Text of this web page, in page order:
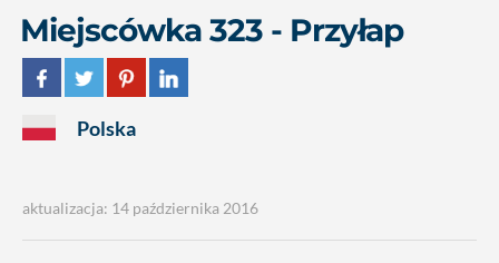
Miejscówka 323 - Przyłap
Polska
aktualizacja: 14 października 2016